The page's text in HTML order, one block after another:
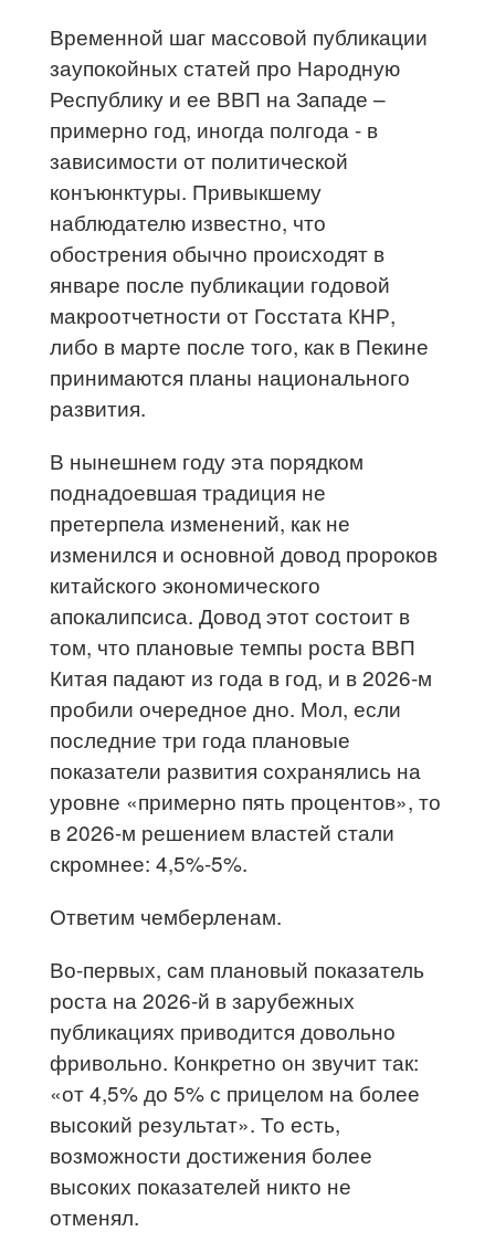
Временной шаг массовой публикации
заупокойных статей про Народную
Республику и ее ВВП на Западе –
примерно год, иногда полгода - в
зависимости от политической
конъюнктуры. Привыкшему
наблюдателю известно, что
обострения обычно происходят в
январе после публикации годовой
макроотчетности от Госстата КНР,
либо в марте после того, как в Пекине
принимаются планы национального
развития.
В нынешнем году эта порядком
поднадоевшая традиция не
претерпела изменений, как не
изменился и основной довод пророков
китайского экономического
апокалипсиса. Довод этот состоит в
том, что плановые темпы роста ВВП
Китая падают из года в год, и в 2026-м
пробили очередное дно. Мол, если
последние три года плановые
показатели развития сохранялись на
уровне «примерно пять процентов», то
в 2026-м решением властей стали
скромнее: 4,5%-5%.
Ответим чемберленам.
Во-первых, сам плановый показатель
роста на 2026-й в зарубежных
публикациях приводится довольно
фривольно. Конкретно он звучит так:
«от 4,5% до 5% с прицелом на более
высокий результат». То есть,
возможности достижения более
высоких показателей никто не
отменял.